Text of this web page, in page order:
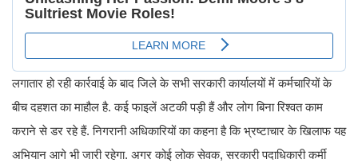
लगातार हो रही कार्रवाई के बाद जिले के सभी सरकारी कार्यालयों में कर्मचारियों के
बीच दहशत का माहौल है. कई फाइलें अटकी पड़ी हैं और लोग बिना रिश्वत काम
कराने से डर रहे हैं. निगरानी अधिकारियों का कहना है कि भ्रष्टाचार के खिलाफ यह
अभियान आगे भी जारी रहेगा. अगर कोई लोक सेवक, सरकारी पदाधिकारी कर्मी